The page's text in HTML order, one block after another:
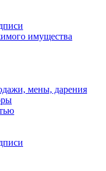
имущества
мены, дарения